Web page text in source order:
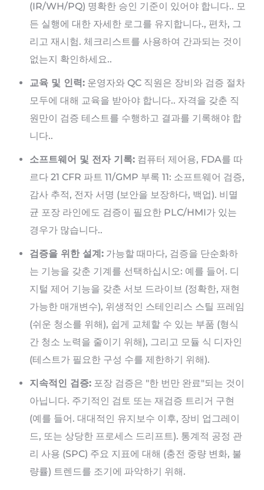
(IR/WH/PQ) 명확한 승인 기준이 있어야 합니다.. 모
든 실행에 대한 자세한 로그를 유지합니다., 편차, 그
리고 재시험. 체크리스트를 사용하여 간과되는 것이
없는지 확인하세요..
교육 및 인력: 운영자와 QC 직원은 장비와 검증 절차
모두에 대해 교육을 받아야 합니다.. 자격을 갖춘 직
원만이 검증 테스트를 수행하고 결과를 기록해야 합
니다..
소프트웨어 및 전자 기록: 컴퓨터 제어용, FDA를 따
르다 21 CFR 파트 11/GMP 부록 11: 소프트웨어 검증,
감사 추적, 전자 서명 (보안을 보장하다, 백업). 비멸
균 포장 라인에도 검증이 필요한 PLC/HMI가 있는
경우가 많습니다..
검증을 위한 설계: 가능할 때마다, 검증을 단순화하
는 기능을 갖춘 기계를 선택하십시오: 예를 들어. 디
지털 제어 기능을 갖춘 서보 드라이브 (정확한, 재현
가능한 매개변수), 위생적인 스테인리스 스틸 프레임
(쉬운 청소를 위해), 쉽게 교체할 수 있는 부품 (형식
간 청소 노력을 줄이기 위해), 그리고 모듈 식 디자인
(테스트가 필요한 구성 수를 제한하기 위해).
지속적인 검증: 포장 검증은 "한 번만 완료"되는 것이
아닙니다. 주기적인 검토 또는 재검증 트리거 구현
(예를 들어. 대대적인 유지보수 이후, 장비 업그레이
드, 또는 상당한 프로세스 드리프트). 통계적 공정 관
리 사용 (SPC) 주요 지표에 대해 (충전 중량 변화, 불
량률) 트렌드를 조기에 파악하기 위해.